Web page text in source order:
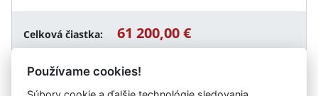
Celková čiastka: 61 200,00 €
Používame cookies!